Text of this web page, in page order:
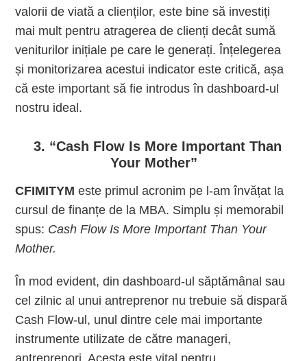
valorii de viată a clienților, este bine să investiți
mai mult pentru atragerea de clienți decât sumă
veniturilor inițiale pe care le generați. Înțelegerea
și monitorizarea acestui indicator este critică, așa
că este important să fie introdus în dashboard-ul
nostru ideal.
3. “Cash Flow Is More Important Than
Your Mother”
CFIMITYMeste primul acronim pe l-am învățat la
cursul de finanțe de la MBA. Simplu și memorabil
spus: Cash Flow Is More Important Than Your
Mother.
În mod evident, din dashboard-ul săptămânal sau
cel zilnic al unui antreprenor nu trebuie să dispară
Cash Flow-ul, unul dintre cele mai importante
instrumente utilizate de către manageri,
antreprenori. Acesta este vital pentru